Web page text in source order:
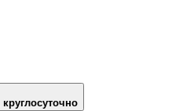
круглосуточно